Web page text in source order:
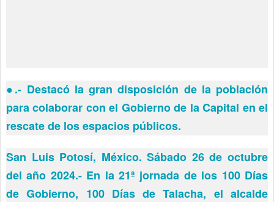
●.- Destacó la gran disposición de la población
para colaborar con el Gobierno de la Capital en el
rescate de los espacios públicos.
San Luis Potosí, México. Sábado 26 de octubre
del año 2024.- En la 21ª jornada de los 100 Días
de Gobierno, 100 Días de Talacha, el alcalde